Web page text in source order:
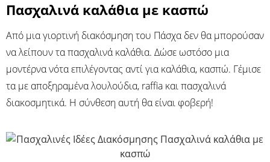
Πασχαλινά καλάθια με κασπώ
Από μια γιορτινή διακόσμηση του Πάσχα δεν θα μπορούσαν
να λείπουν τα πασχαλινά καλάθια. Δώσε ωστόσο μια
μοντέρνα νότα επιλέγοντας αντί για καλάθια, κασπώ. Γέμισε
τα με αποξηραμένα λουλούδια, raffia και πασχαλινά
διακοσμητικά. Η σύνθεση αυτή θα είναι φοβερή!